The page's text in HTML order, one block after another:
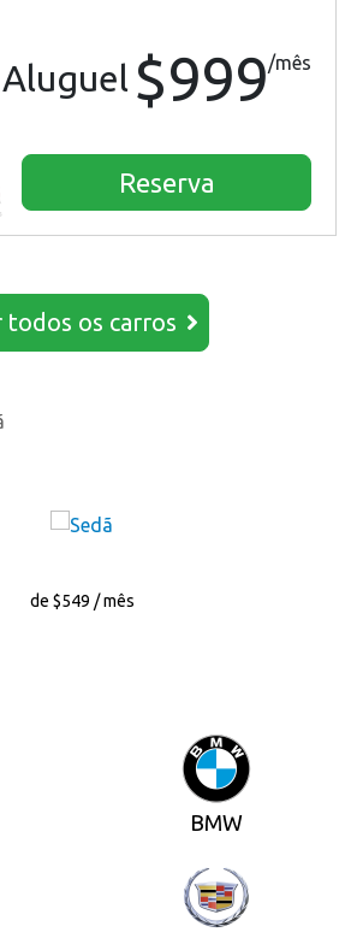
Aluguel $999/mês
Reserva
todos os carros
de $549 / mês
BMW